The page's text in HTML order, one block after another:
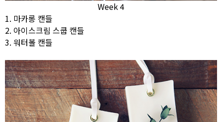
Week 4
1. 마카롱 캔들
2. 아이스크림 스쿱 캔들
3. 워터볼 캔들